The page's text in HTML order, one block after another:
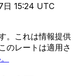
15:24 UTC
。これは情報提供
のレートは適用さ